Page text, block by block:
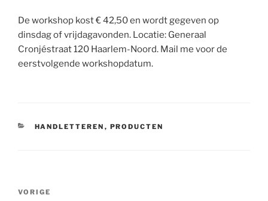
De workshop kost € 42,50 en wordt gegeven op
dinsdag of vrijdagavonden. Locatie: Generaal
Cronjéstraat 120 Haarlem-Noord. Mail me voor de
eerstvolgende workshopdatum.
CATEGORIEËN
HANDLETTEREN , PRODUCTEN
Vorig
VORIGE